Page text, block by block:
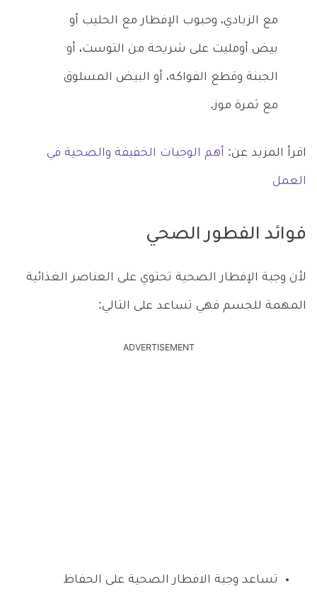
مع الزبادي، وحبوب الإفطار مع الحليب أو
بيض أومليت على شريحة من التوست، أو
الجبنة وقطع الفواكه، أو البيض المسلوق
مع ثمرة موز.
اقرأ المزيد عن: أهم الوجبات الخفيفة والصحية في
العمل
فوائد الفطور الصحي
لأن وجبة الإفطار الصحية تحتوي على العناصر الغذائية
المهمة للجسم فهي تساعد على التالي:
ADVERTISEMENT
تساعد وجبة الافطار الصحية على الحفاظ